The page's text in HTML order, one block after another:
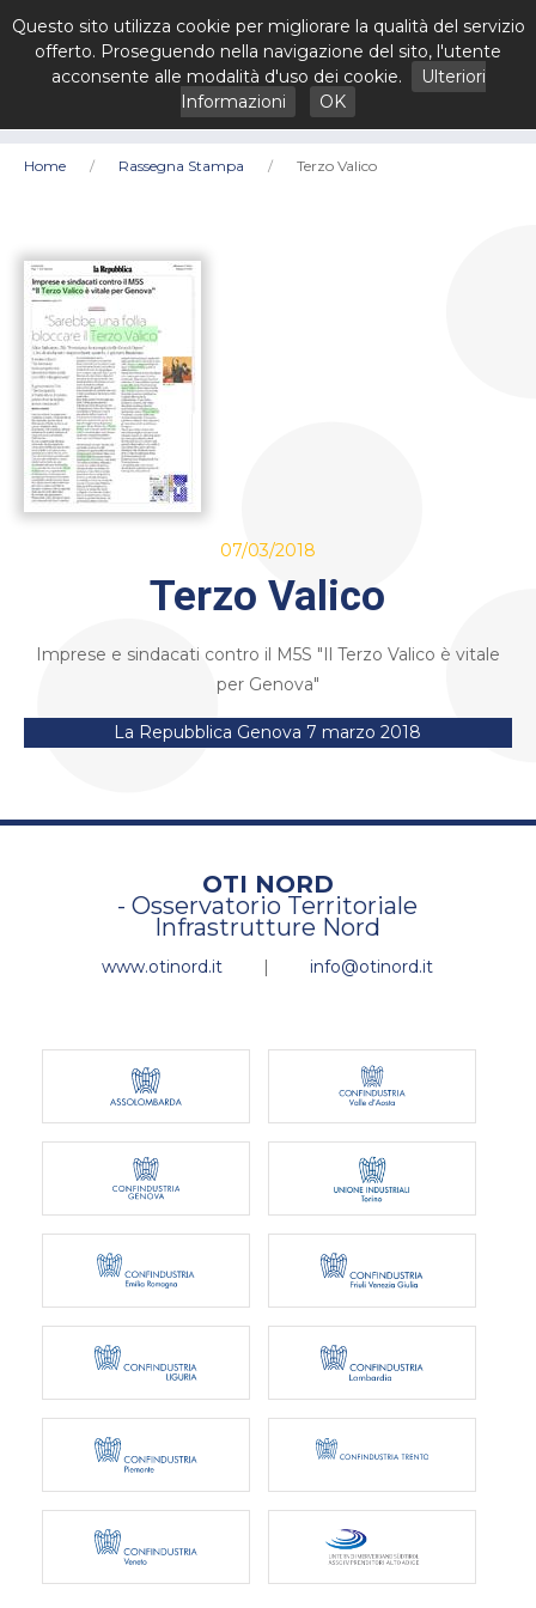
Home Rassegna Stampa Terzo Valico
07/03/2018
Terzo Valico
Imprese e sindacati contro il M5S "Il Terzo Valico è vitale
per Genova"
La Repubblica Genova 7 marzo 2018
OTI NORD
- Osservatorio Territoriale
Infrastrutture Nord
www.otinord.it | info@otinord.it
Questo sito utilizza cookie per migliorare la qualità del servizio
offerto. Proseguendo nella navigazione del sito, l'utente
acconsente alle modalità d'uso dei cookie.
Ulteriori
Informazioni
OK